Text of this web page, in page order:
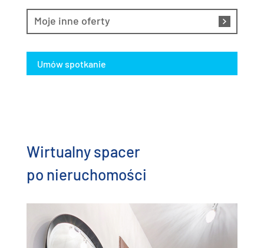
Moje inne oferty
Umów spotkanie
Wirtualny spacer
po nieruchomości